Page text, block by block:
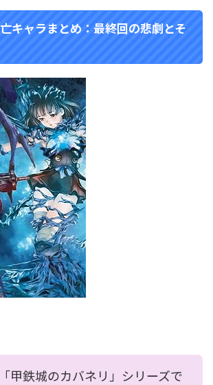
キャラまとめ：最終回の悲劇とそ
「甲鉄城のカバネリ」シリーズで